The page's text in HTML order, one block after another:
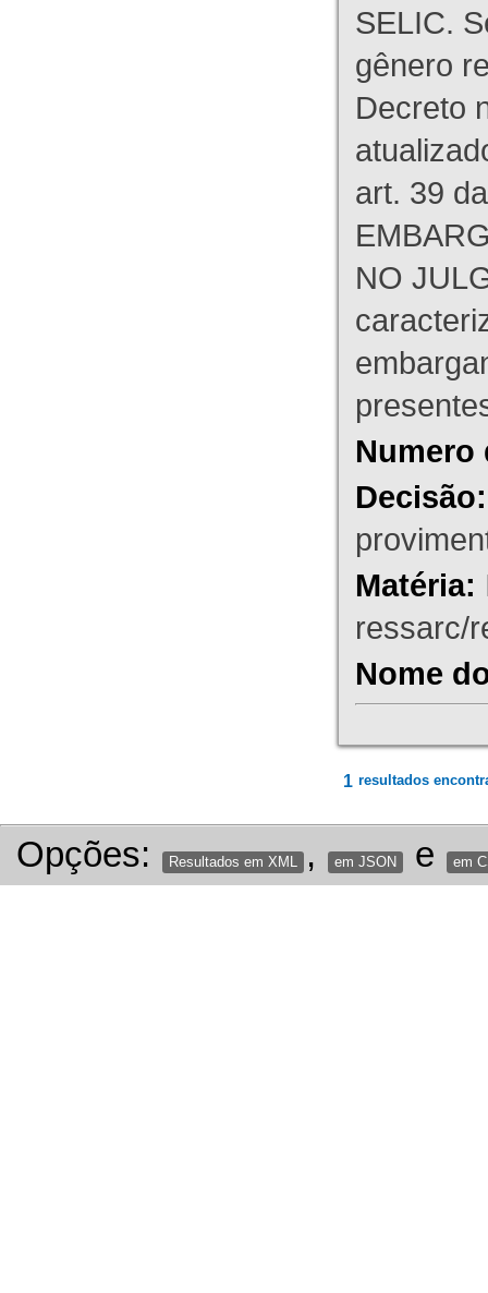
SELIC.
gênero
Decreto
art. 39
NO
Numero
Decisão:
Matéria:
ressarc/
Nome
1 resultados
Opções: Resultados em XML , em JSON e em